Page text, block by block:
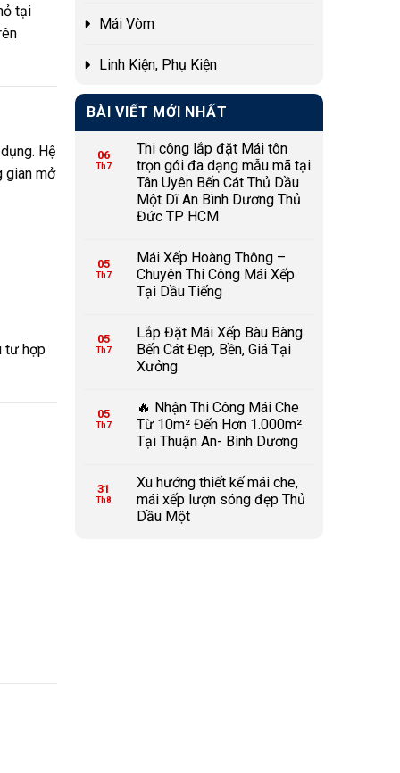
tại
Hệ
gian mở
tư hợp
Mái Vòm
Linh Kiện, Phụ Kiện
BÀI VIẾT MỚI NHẤT
06
Th7
Thi công lắp đặt Mái tôn
trọn gói đa dạng mẫu mã tại
Tân Uyên Bến Cát Thủ Dầu
Một Dĩ An Bình Dương Thủ
Đức TP HCM
05
Th7
Mái Xếp Hoàng Thông –
Chuyên Thi Công Mái Xếp
Tại Dầu Tiếng
05
Th7
Lắp Đặt Mái Xếp Bàu Bàng
Bến Cát Đẹp, Bền, Giá Tại
Xưởng
05
Th7
🔥 Nhận Thi Công Mái Che
Từ 10m² Đến Hơn 1.000m²
Tại Thuận An- Bình Dương
31
Th8
Xu hướng thiết kế mái che,
mái xếp lượn sóng đẹp Thủ
Dầu Một